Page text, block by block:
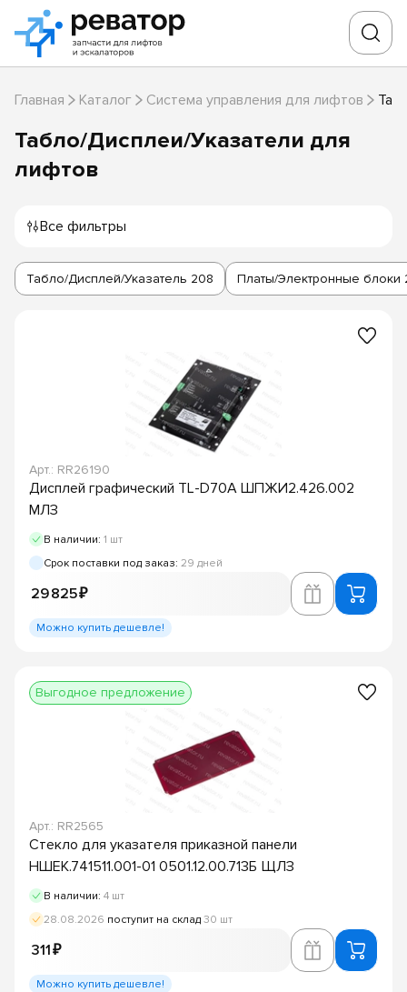
Главная Каталог Система управления для лифтов
Табло/Дисплеи/Указатели для
лифтов
Все фильтры
Табло/Дисплей/Указатель 208 Платы/Электронные блоки
Арт.: RR26190
Дисплей графический TL-D70A ШПЖИ2.426.002
МЛЗ
В наличии: 1 шт
Срок поставки под заказ: 29 дней
29 825 ₽
Можно купить дешевле!
Выгодное предложение
Арт.: RR2565
Стекло для указателя приказной панели
НШЕК.741511.001-01 0501.12.00.713Б ЩЛЗ
В наличии: 4 шт
28.08.2026 поступит на склад 30 шт
311 ₽
Можно купить дешевле!